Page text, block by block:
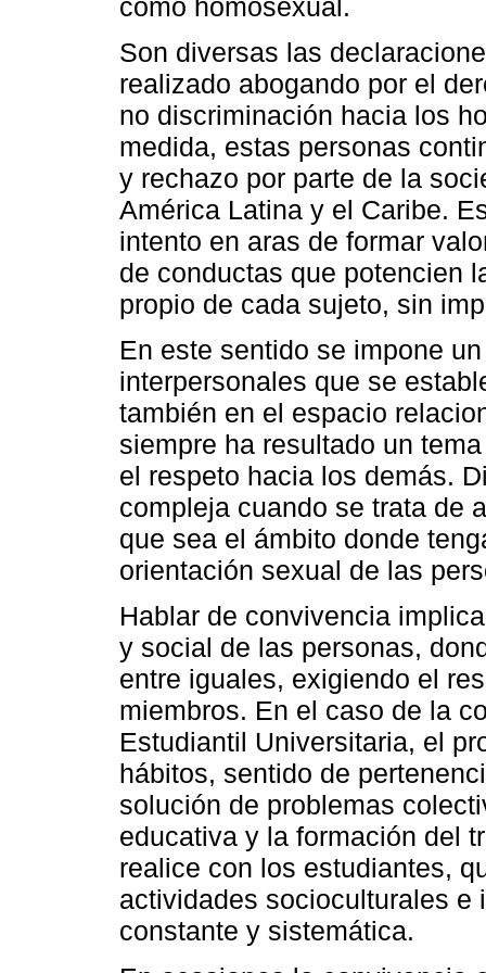
como homosexual.
Son diversas las
realizado abogando por el
no discriminación hacia los
medida, estas personas
y rechazo por parte de la
América Latina y el Caribe.
intento en aras de formar
de conductas que potencien
propio de cada sujeto, sin
En este sentido se impone
interpersonales que se
también en el espacio
siempre ha resultado un
el respeto hacia los demás.
compleja cuando se trata de
que sea el ámbito donde
orientación sexual de las
Hablar de convivencia
y social de las personas,
entre iguales, exigiendo el
miembros. En el caso de la
Estudiantil Universitaria, el
hábitos, sentido de
solución de problemas
educativa y la formación del
realice con los estudiantes,
actividades socioculturales e
constante y sistemática.